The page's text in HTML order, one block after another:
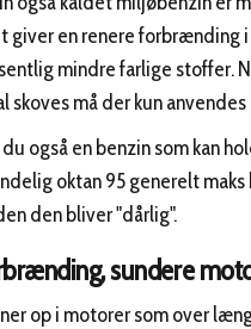
giver en renere forbrænding
mindre farlige stoffer.
skoves må der kun
også en benzin som kan
oktan 95 generelt maks
den bliver "dårlig".
sundere
op i motorer som over